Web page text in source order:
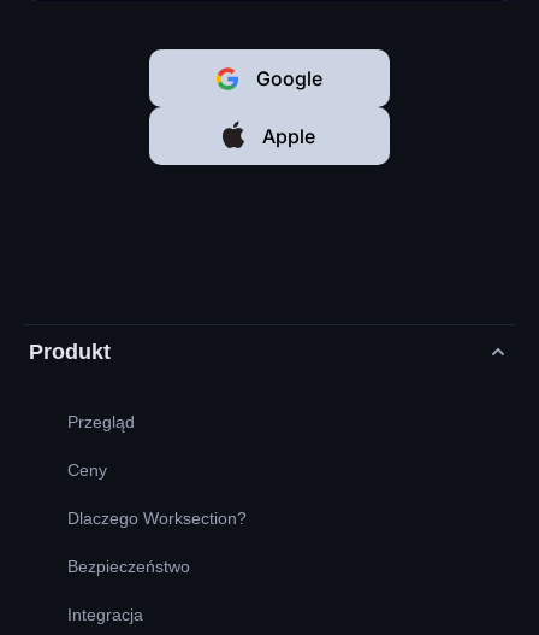
Google
Apple
Produkt
Przegląd
Ceny
Dlaczego Worksection?
Bezpieczeństwo
Integracja